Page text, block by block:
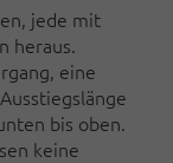
jede mit
heraus.
eine
bis oben.
keine